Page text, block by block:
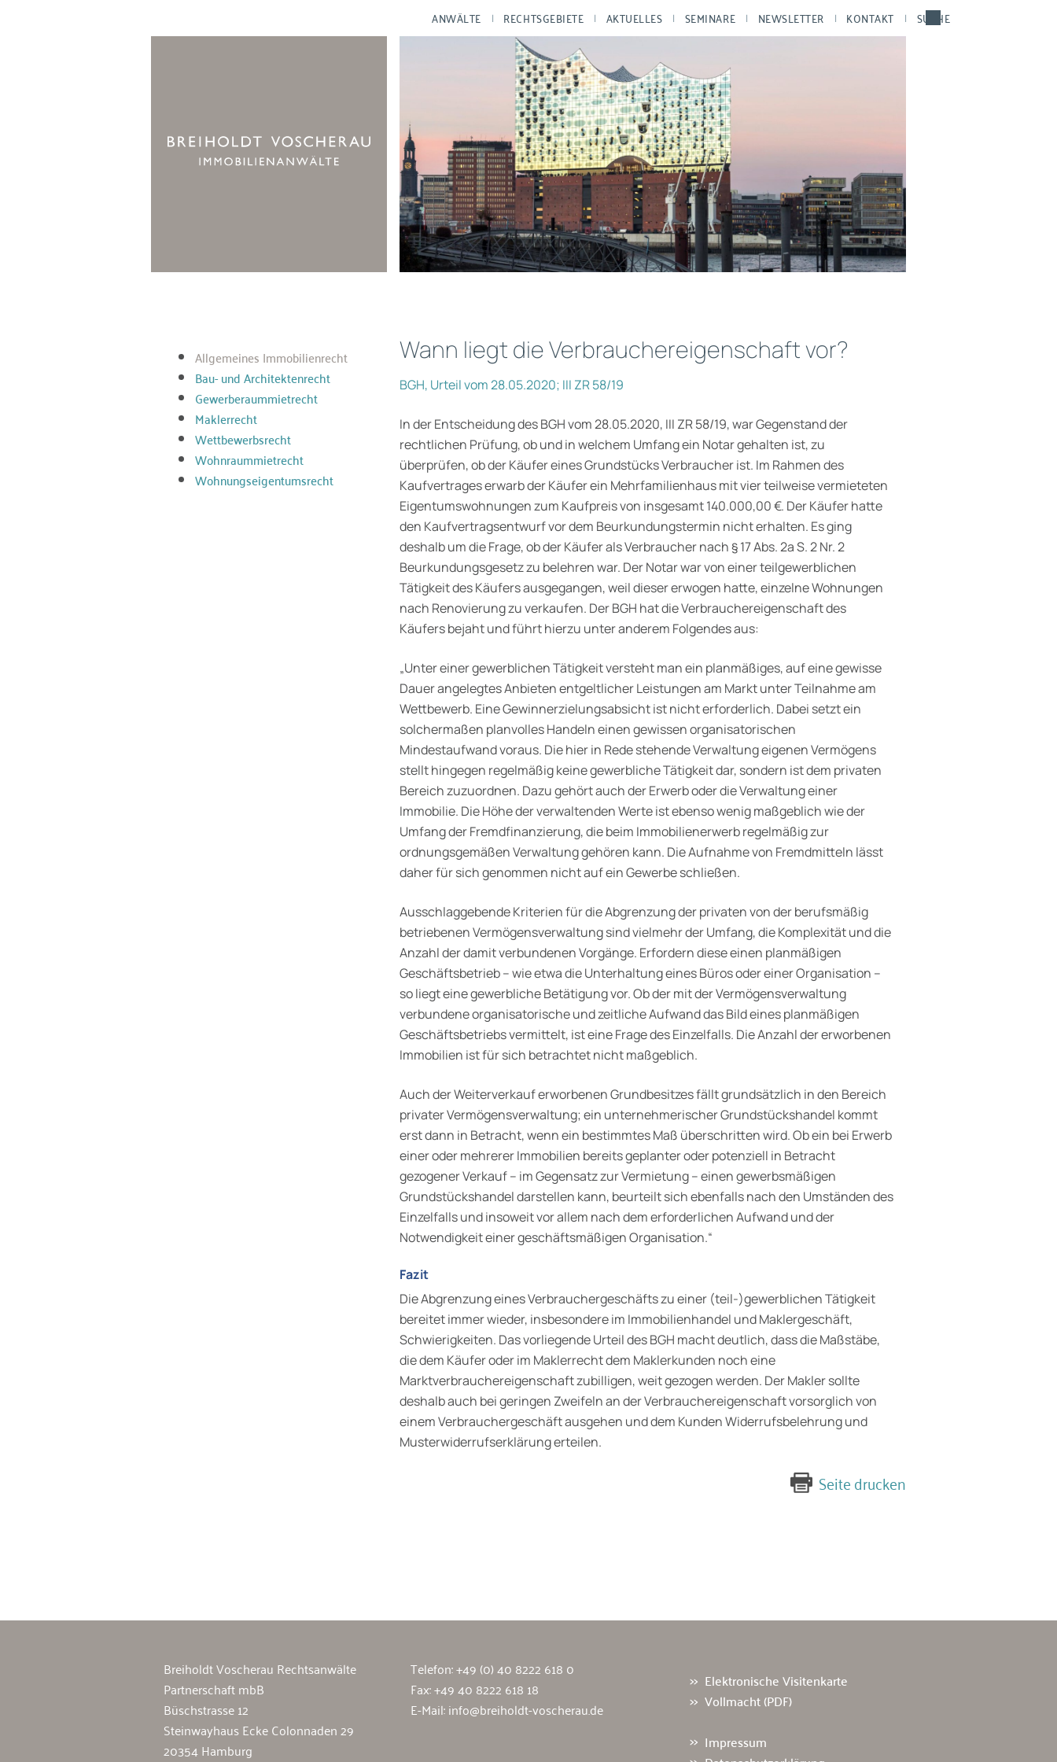
ANWÄLTE RECHTSGEBIETE AKTUELLES SEMINARE NEWSLETTER KONTAKT SUCHE
Allgemeines Immobilienrecht
Bau- und Architektenrecht
Gewerberaummietrecht
Maklerrecht
Wettbewerbsrecht
Wohnraummietrecht
Wohnungseigentumsrecht
Wann liegt die Verbrauchereigenschaft vor?
BGH, Urteil vom 28.05.2020; III ZR 58/19
In der Entscheidung des BGH vom 28.05.2020, III ZR 58/19, war Gegenstand der
rechtlichen Prüfung, ob und in welchem Umfang ein Notar gehalten ist, zu
überprüfen, ob der Käufer eines Grundstücks Verbraucher ist. Im Rahmen des
Kaufvertrages erwarb der Käufer ein Mehrfamilienhaus mit vier teilweise vermieteten
Eigentumswohnungen zum Kaufpreis von insgesamt 140.000,00 €. Der Käufer hatte
den Kaufvertragsentwurf vor dem Beurkundungs­termin nicht erhalten. Es ging
deshalb um die Frage, ob der Käufer als Verbraucher nach § 17 Abs. 2a S. 2 Nr. 2
Beurkundungsgesetz zu belehren war. Der Notar war von einer teilgewerb­lichen
Tätigkeit des Käufers ausgegangen, weil dieser erwogen hatte, einzelne Wohnungen
nach Renovierung zu verkaufen. Der BGH hat die Verbrauchereigenschaft des
Käufers bejaht und führt hierzu unter anderem Folgendes aus:
„Unter einer gewerblichen Tätigkeit versteht man ein planmäßiges, auf eine gewisse
Dauer angelegtes Anbieten entgeltlicher Leistungen am Markt unter Teilnahme am
Wettbewerb. Eine Gewinnerzielungsabsicht ist nicht erforderlich. Dabei setzt ein
solchermaßen planvolles Handeln einen gewissen organisatorischen
Mindestaufwand voraus. Die hier in Rede stehende Verwaltung eigenen Vermögens
stellt hingegen regelmäßig keine gewerbliche Tätigkeit dar, sondern ist dem privaten
Bereich zuzu­ordnen. Dazu gehört auch der Erwerb oder die Verwaltung einer
Immobilie. Die Höhe der verwaltenden Werte ist ebenso wenig maßgeblich wie der
Umfang der Fremdfinan­zierung, die beim Immobilienerwerb regelmäßig zur
ordnungsgemäßen Verwaltung gehören kann. Die Aufnahme von Fremdmitteln lässt
daher für sich genommen nicht auf ein Gewerbe schließen.
Ausschlaggebende Kriterien für die Abgrenzung der privaten von der berufsmäßig
betriebenen Vermögensverwaltung sind vielmehr der Umfang, die Komplexität und die
Anzahl der damit verbundenen Vorgänge. Erfordern diese einen planmäßigen
Geschäftsbetrieb – wie etwa die Unterhaltung eines Büros oder einer Organisation –
so liegt eine gewerbliche Betätigung vor. Ob der mit der Vermögensverwaltung
verbundene organisatorische und zeitliche Aufwand das Bild eines planmäßigen
Geschäftsbetriebs vermittelt, ist eine Frage des Einzelfalls. Die Anzahl der erworbenen
Immobilien ist für sich betrachtet nicht maßgeblich.
Auch der Weiterverkauf erworbenen Grundbesitzes fällt grundsätzlich in den Bereich
privater Vermögensverwaltung; ein unternehmerischer Grundstückshandel kommt
erst dann in Betracht, wenn ein bestimmtes Maß überschritten wird. Ob ein bei Erwerb
einer oder mehrerer Immobilien bereits geplanter oder potenziell in Betracht
gezogener Ver­kauf – im Gegensatz zur Vermietung – einen gewerbsmäßigen
Grundstückshandel dar­stellen kann, beurteilt sich ebenfalls nach den Umständen des
Einzelfalls und insoweit vor allem nach dem erforderlichen Aufwand und der
Notwendigkeit einer geschäfts­mäßigen Organisation.“
Fazit
Die Abgrenzung eines Verbrauchergeschäfts zu einer (teil-)gewerblichen Tätigkeit
bereitet immer wieder, insbesondere im Immobilienhandel und Maklergeschäft,
Schwierigkeiten. Das vorliegende Urteil des BGH macht deutlich, dass die Maßstäbe,
die dem Käufer oder im Maklerrecht dem Maklerkunden noch eine
Marktverbrauchereigenschaft zubilligen, weit gezogen werden. Der Makler sollte
deshalb auch bei geringen Zweifeln an der Verbraucher­eigenschaft vorsorglich von
einem Verbrauchergeschäft ausgehen und dem Kunden Wider­rufsbelehrung und
Musterwiderrufserklärung erteilen.
Seite drucken
Breiholdt Voscherau Rechtsanwälte
Partnerschaft mbB
Büschstrasse 12
Steinwayhaus Ecke Colonnaden 29
20354 Hamburg
Telefon:+49 (0) 40 8222 618 0
Fax: +49 40 8222 618 18
E-Mail:info@breiholdt-voscherau.de
Elektronische Visitenkarte
Vollmacht (PDF)
Impressum